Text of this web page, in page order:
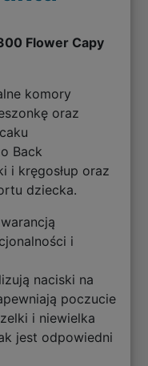
Flower Capy
komory
oraz
Back
i kręgosłup oraz
dziecka.
i
naciski na
poczucie
i niewielka
jest odpowiedni